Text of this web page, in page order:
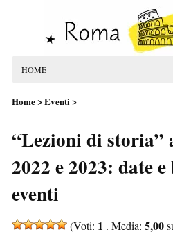
HOME
Home>Eventi>
“Lezioni di storia”
2022 e 2023: date
eventi
(Voti: 1 . Media: 5,00